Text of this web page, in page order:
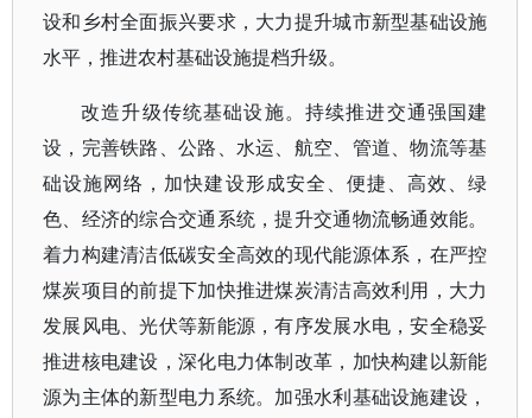
设和乡村全面振兴要求，大力提升城市新型基础设施
水平，推进农村基础设施提档升级。
改造升级传统基础设施。持续推进交通强国建
设，完善铁路、公路、水运、航空、管道、物流等基
础设施网络，加快建设形成安全、便捷、高效、绿
色、经济的综合交通系统，提升交通物流畅通效能。
着力构建清洁低碳安全高效的现代能源体系，在严控
煤炭项目的前提下加快推进煤炭清洁高效利用，大力
发展风电、光伏等新能源，有序发展水电，安全稳妥
推进核电建设，深化电力体制改革，加快构建以新能
源为主体的新型电力系统。加强水利基础设施建设，